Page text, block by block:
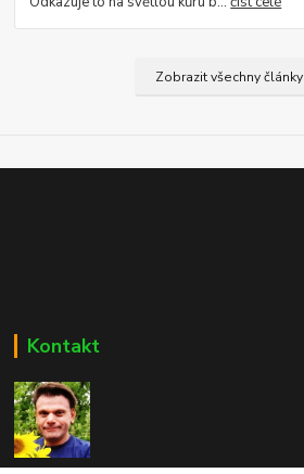
Zobrazit všechny články
Kontakt